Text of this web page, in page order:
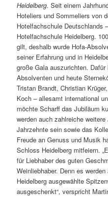
Heidelberg. Seit einem
Hoteliers und Sommeliers von
Hotelfachschule Deutschlands
Hotelfachschule Heidelberg.
gilt, deshalb wurde Hofa-
seiner Erfahrung und in
große Gala auszurichten.
Absolventen und heute
Tristan Brandt, Christian
Koch – allesamt international
möchte Scharff das Jubiläum
werden auch zahlreiche
Jahrzehnte sein sowie das
Freude an Genuss und Musik
Schloss Heidelberg mitfeiern.
für Liebhaber des guten
Weinliebhaber. Denn es
Heidelberg ausgewählte
ausgeschenkt“, verspricht